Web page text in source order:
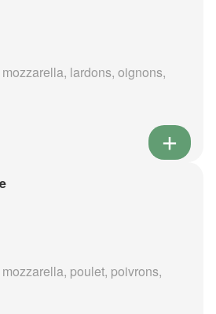
lardons, oignons,
poulet, poivrons,